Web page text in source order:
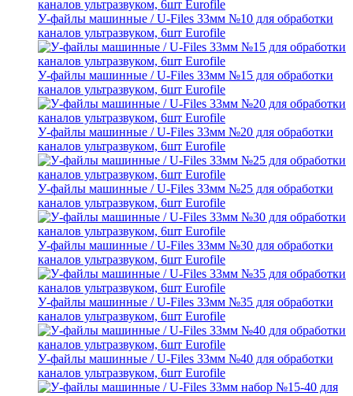
У-файлы машинные / U-Files 33мм №10 для обработки
каналов ультразвуком, 6шт Eurofile
У-файлы машинные / U-Files 33мм №15 для обработки
каналов ультразвуком, 6шт Eurofile
У-файлы машинные / U-Files 33мм №20 для обработки
каналов ультразвуком, 6шт Eurofile
У-файлы машинные / U-Files 33мм №25 для обработки
каналов ультразвуком, 6шт Eurofile
У-файлы машинные / U-Files 33мм №30 для обработки
каналов ультразвуком, 6шт Eurofile
У-файлы машинные / U-Files 33мм №35 для обработки
каналов ультразвуком, 6шт Eurofile
У-файлы машинные / U-Files 33мм №40 для обработки
каналов ультразвуком, 6шт Eurofile